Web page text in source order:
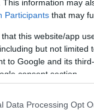
This information may
Participants that may
that this website/app
but not limited
to Google and its
consent section.
Data Processing Opt
a kerti
az RTL Klubon.
20:25